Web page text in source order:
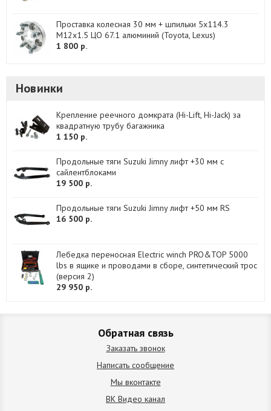
Проставка колесная 30 мм + шпильки 5х114.3
М12х1.5 ЦО 67.1 алюминий (Toyota, Lexus)
1 800 р.
Новинки
Крепление реечного домкрата (Hi-Lift, Hi-Jack) за
квадратную трубу багажника
1 150 р.
Продольные тяги Suzuki Jimny лифт +30 мм с
сайлентблоками
19 500 р.
Продольные тяги Suzuki Jimny лифт +50 мм RS
16 500 р.
Лебедка переносная Electric winch PRO&TOP 5000
lbs в ящике и проводами в сборе, синтетический трос
(версия 2)
29 950 р.
Обратная связь
Заказать звонок
Написать сообщение
Мы вконтакте
ВК Видео канал